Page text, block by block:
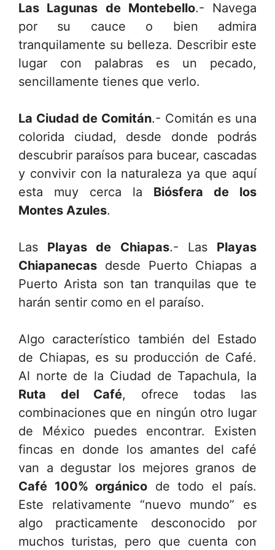
Las Lagunas de Montebello.- Navega
por su cauce o bien admira
tranquilamente su belleza. Describir este
lugar con palabras es un pecado,
sencillamente tienes que verlo.
La Ciudad de Comitán.- Comitán es una
colorida ciudad, desde donde podrás
descubrir paraísos para bucear, cascadas
y convivir con la naturaleza ya que aquí
esta muy cerca la Biósfera de los
Montes Azules.
Las Playas de Chiapas.- Las Playas
Chiapanecas desde Puerto Chiapas a
Puerto Arista son tan tranquilas que te
harán sentir como en el paraíso.
Algo característico también del Estado
de Chiapas, es su producción de Café.
Al norte de la Ciudad de Tapachula, la
Ruta del Café, ofrece todas las
combinaciones que en ningún otro lugar
de México puedes encontrar. Existen
fincas en donde los amantes del café
van a degustar los mejores granos de
Café 100% orgánico de todo el país.
Este relativamente “nuevo mundo” es
algo practicamente desconocido por
muchos turistas, pero que cuenta con